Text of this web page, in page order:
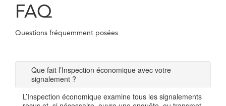
FAQ
Questions fréquemment posées
Que fait l’Inspection économique avec votre
signalement ?
L’Inspection économique examine tous les signalements